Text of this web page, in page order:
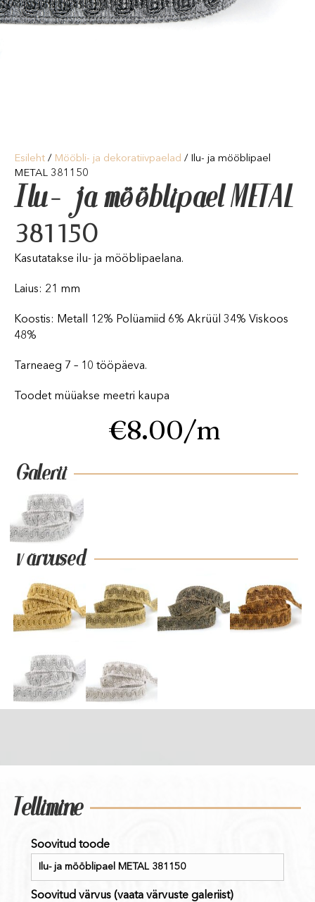
Esileht / Mööbli- ja dekoratiivpaelad / Ilu- ja mööblipael
METAL 381150
Ilu- ja mööblipael METAL
381150
Kasutatakse ilu- ja mööblipaelana.
Laius: 21 mm
Koostis: Metall 12% Polüamiid 6% Akrüül 34% Viskoos
48%
Tarneaeg 7 – 10 tööpäeva.
Toodet müüakse meetri kaupa
€8.00/m
Galerii
Värvused
Tellimine
Soovitud toode
Soovitud värvus (vaata värvuste galeriist)